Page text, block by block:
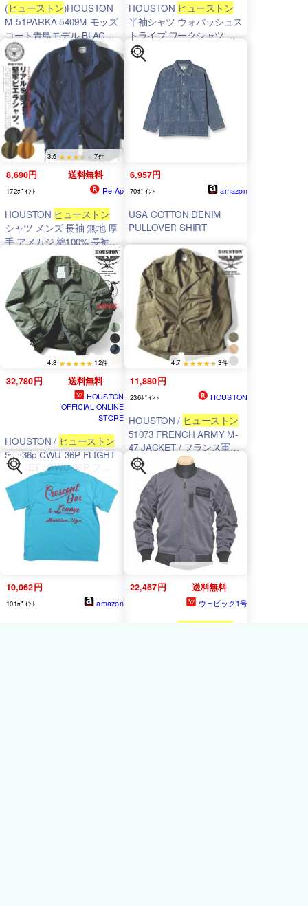
(ヒューストン)HOUSTON
M-51PARKA 5409M モッズ
コート青島モデル BLACK
ブラック XS
HOUSTON ヒューストン
半袖シャツ ウォバッシュス
トライプ ワークシャツ メ
ンズ ヴィンテージ ピンス
トライプ ギフト
8,690円 送料無料
172ﾎﾟｲﾝﾄ Re-Ap
3.6 7件
HOUSTON ヒューストン
シャツ メンズ 長袖 無地 厚
手 アメカジ 綿100% 長袖シ
ャツ ネルシャツ ワーク 春
秋 冬 服 カジュアル ギフト
sk
6,957円
70ﾎﾟｲﾝﾄ amazon
USA COTTON DENIM
PULLOVER SHIRT
32,780円 送料無料
HOUSTON
OFFICIAL ONLINE
STORE
4.8 12件
HOUSTON / ヒューストン
5cw36p CWU-36P FLIGHT
JACKET / CWU-36P フラ
イトジャケット -全4色-
11,880円
236ﾎﾟｲﾝﾄ HOUSTON
4.7 3件
HOUSTON / ヒューストン
51073 FRENCH ARMY M-
47 JACKET / フランス軍
M47ジャケット -全2色- ミ
リタリー MILITARY ヘリン
ボーン エポレット ポケッ
ト メンズ レディース 大き
いサイズ ゆったり アウタ
ー 羽織り 立襟 スタンドカ
ラー [51073]
10,062円
101ﾎﾟｲﾝﾄ amazon
22,467円 送料無料
ウェビック1号
HOUSTONヒューストン